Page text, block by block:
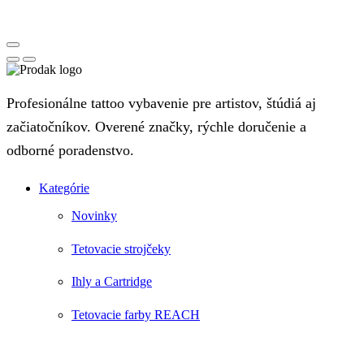
Profesionálne tattoo vybavenie pre artistov, štúdiá aj
začiatočníkov. Overené značky, rýchle doručenie a
odborné poradenstvo.
Kategórie
Novinky
Tetovacie strojčeky
Ihly a Cartridge
Tetovacie farby REACH